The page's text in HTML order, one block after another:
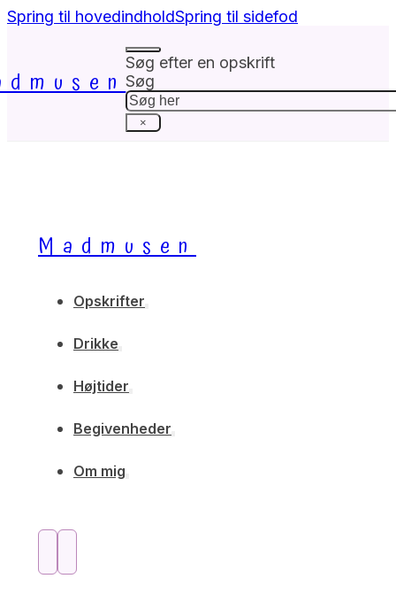
Spring til hovedindholdSpring til sidefod
Søg efter en opskrift
Søg
×
Madmusen
Opskrifter
Drikke
Højtider
Begivenheder
Om mig